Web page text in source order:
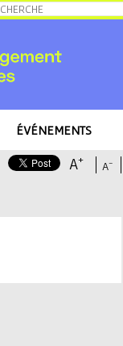
ÉVÉNEMENTS
A-
A+